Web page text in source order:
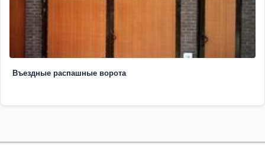
Въездные распашные ворота